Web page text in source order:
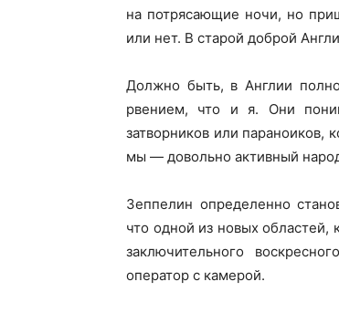
на потрясающие ночи, но
или нет. В старой доброй
Должно быть, в Англии
рвением, что и я. Они
затворников или параноиков,
мы — довольно активный
Зеппелин определенно
что одной из новых областей,
заключительного
оператор с камерой.